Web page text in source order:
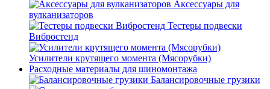
Аксессуары для
вулканизаторов
Тестеры подвески
Вибростенд
Усилители крутящего момента (Мясорубки)
Расходные материалы для шиномонтажа
Балансировочные грузики